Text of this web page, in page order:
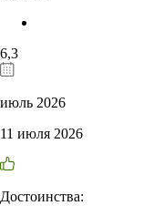
6,3
июль 2026
11 июля 2026
Достоинства: